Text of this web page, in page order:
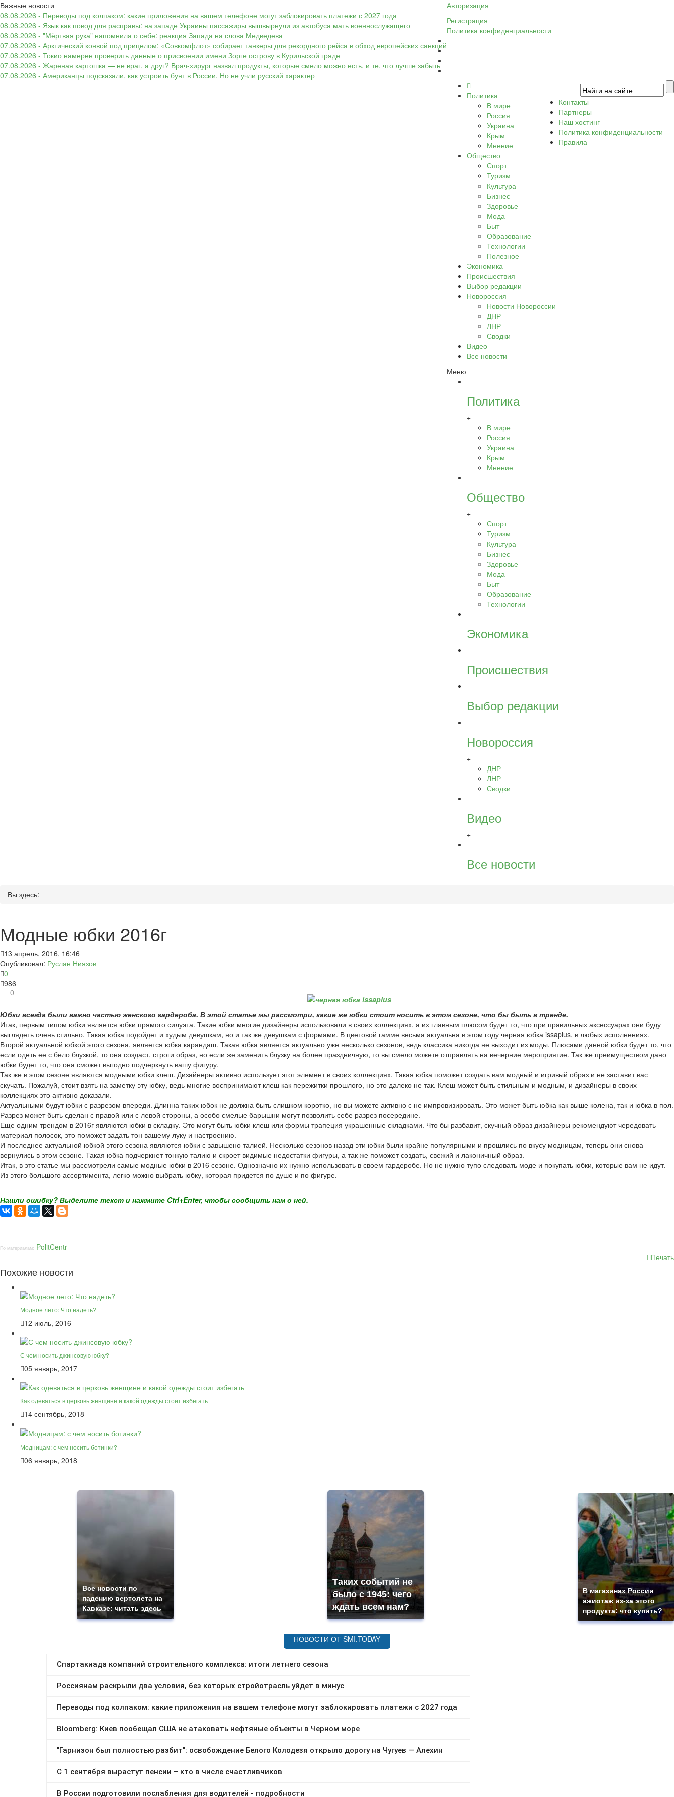
Важные новости
08.08.2026 - Переводы под колпаком: какие приложения на вашем телефоне могут заблокировать платежи с 2027 года
08.08.2026 - Язык как повод для расправы: на западе Украины пассажиры вышвырнули из автобуса мать военнослужащего
08.08.2026 - "Мёртвая рука" напомнила о себе: реакция Запада на слова Медведева
07.08.2026 - Арктический конвой под прицелом: «Совкомфлот» собирает танкеры для рекордного рейса в обход европейских санкций
07.08.2026 - Токио намерен проверить данные о присвоении имени Зорге острову в Курильской гряде
07.08.2026 - Жареная картошка — не враг, а друг? Врач-хирург назвал продукты, которые смело можно есть, и те, что лучше забыть
07.08.2026 - Американцы подсказали, как устроить бунт в России. Но не учли русский характер
Авторизация
Регистрация
Политика конфиденциальности
Политика
В мире
Россия
Украина
Крым
Мнение
Общество
Спорт
Туризм
Культура
Бизнес
Здоровье
Мода
Быт
Образование
Технологии
Полезное
Экономика
Происшествия
Выбор редакции
Новороссия
Новости Новороссии
ДНР
ЛНР
Сводки
Видео
Все новости
Меню
Политика
+
В мире
Россия
Украина
Крым
Мнение
Общество
+
Спорт
Туризм
Культура
Бизнес
Здоровье
Мода
Быт
Образование
Технологии
Экономика
Происшествия
Выбор редакции
Новороссия
+
ДНР
ЛНР
Сводки
Видео
+
Все новости
Контакты
Партнеры
Наш хостинг
Политика конфиденциальности
Правила
Вы здесь:
Модные юбки 2016г
13 апрель, 2016, 16:46
Опубликовал: Руслан Ниязов
0
986
0
Юбки всегда были важно частью женского гардероба. В этой статье мы рассмотри, какие же юбки стоит носить в этом сезоне, что бы быть в тренде.
Итак, первым типом юбки является юбки прямого силуэта. Такие юбки многие дизайнеры использовали в своих коллекциях, а их главным плюсом будет то, что при правильных аксессуарах они буду
выглядеть очень стильно. Такая юбка подойдет и худым девушкам, но и так же девушкам с формами. В цветовой гамме весьма актуальна в этом году черная юбка issaplus, в любых исполнениях.
Второй актуальной юбкой этого сезона, является юбка карандаш. Такая юбка является актуально уже несколько сезонов, ведь классика никогда не выходит из моды. Плюсами данной юбки будет то, что
если одеть ее с бело блузкой, то она создаст, строги образ, но если же заменить блузку на более праздничную, то вы смело можете отправлять на вечерние мероприятие. Так же преимуществом дано
юбки будет то, что она сможет выгодно подчеркнуть вашу фигуру.
Так же в этом сезоне являются модными юбки клеш. Дизайнеры активно использует этот элемент в своих коллекциях. Такая юбка поможет создать вам модный и игривый образ и не заставит вас
скучать. Пожалуй, стоит взять на заметку эту юбку, ведь многие воспринимают клеш как пережитки прошлого, но это далеко не так. Клеш может быть стильным и модным, и дизайнеры в своих
коллекциях это активно доказали.
Актуальными будут юбки с разрезом впереди. Длинна таких юбок не должна быть слишком коротко, но вы можете активно с не импровизировать. Это может быть юбка как выше колена, так и юбка в пол.
Разрез может быть сделан с правой или с левой стороны, а особо смелые барышни могут позволить себе разрез посередине.
Еще одним трендом в 2016г являются юбки в складку. Это могут быть юбки клеш или формы трапеция украшенные складками. Что бы разбавит, скучный образ дизайнеры рекомендуют чередовать
материал полосок, это поможет задать тон вашему луку и настроению.
И последнее актуальной юбкой этого сезона являются юбки с завышено талией. Несколько сезонов назад эти юбки были крайне популярными и прошлись по вкусу модницам, теперь они снова
вернулись в этом сезоне. Такая юбка подчеркнет тонкую талию и скроет видимые недостатки фигуры, а так же поможет создать, свежий и лаконичный образ.
Итак, в это статье мы рассмотрели самые модные юбки в 2016 сезоне. Однозначно их нужно использовать в своем гардеробе. Но не нужно тупо следовать моде и покупать юбки, которые вам не идут.
Из этого большого ассортимента, легко можно выбрать юбку, которая придется по душе и по фигуре.
Нашли ошибку? Выделите текст и нажмите Ctrl+Enter, чтобы сообщить нам о ней.
По материалам: PolitCentr
Печать
Похожие новости
Модное лето: Что надеть?
12 июль, 2016
С чем носить джинсовую юбку?
05 январь, 2017
Как одеваться в церковь женщине и какой одежды стоит избегать
14 сентябрь, 2018
Модницам: с чем носить ботинки?
06 январь, 2018
Все новости по
падению вертолета на
Кавказе: читать здесь
Таких событий не
было с 1945: чего
ждать всем нам?
В магазинах России
ажиотаж из-за этого
продукта: что купить?